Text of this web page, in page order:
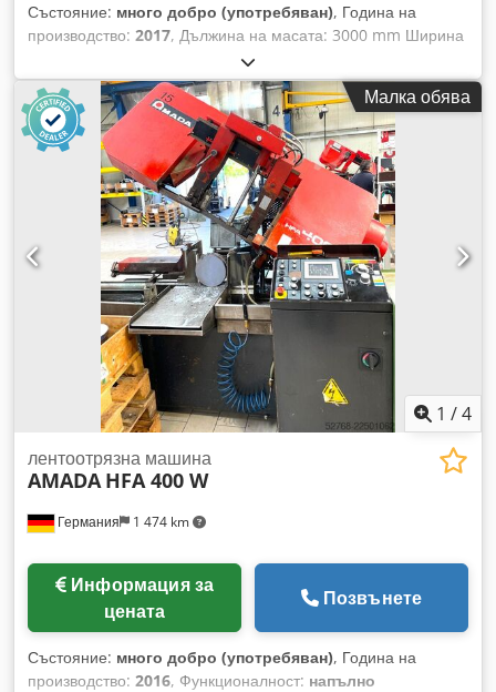
Състояние: много добро (употребяван), Година на
производство: 2017, Дължина на масата: 3000 mm Ширина
на масата: 1500 mm Dcedpfevwgu Dsx Abzek Горелки: 1
Управление: FANUC AF3500i-C Обща необходима мощност:
3,5 kW Тегло на машината: приблизително 12,5 t
Необходима площ: приблизително 12300 x 6000 x 2200 mm
Модел: Amada LCG3015 3.5kW Лазерен резонатор:
AF3500i-C Смяна на палети: LST 3015 G-серия Управляеми
оси: X, Y, Z (едновременно управление на три оси) Ход на
оста: 3070 x 1550 x 100 mm (Z-ос) Максимална дебелина
на материала: - 20 mm обикновена стомана - 10 mm
неръждаема стомана - 8 mm алуминий (A5052)
Максимални размери на обработвания детайл: 3070 x 1550
mm Максимална едновременна скорост на подаване (X/Y):
170 m/min Точност на позициониране: +/- 0,01 mm
Максимално тегло на материала: 920 kg Номинална
мощност: 3500 W Височина на работната маса: 840 mm
Ширина на машината: 2840 mm Височина на машината:
2166 mm Тегло на машината: 8 200 kg
Малка обява
1 /4
Германия 1 474 km
лентоотрязна машина
AMADA HFA 400 W
Информация за
цената
Позвънете
Състояние: много добро (употребяван), Година на
производство: 2016, Функционалност: напълно